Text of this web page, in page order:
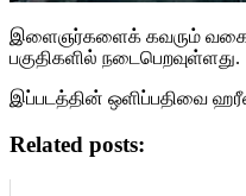
இளைஞர்களைக் கவரும்
பகுதிகளில் நடைபெறவுள்ளது.
இப்படத்தின் ஒளிப்பதிவை
Related posts: